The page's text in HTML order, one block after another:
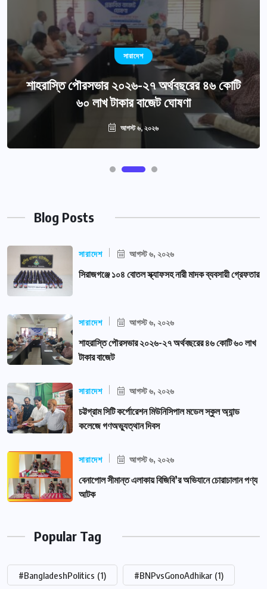
সারাদেশ
শাহরাস্তি পৌরসভার ২০২৬-২৭ অর্থবছরের ৪৬ কোটি
৬০ লাখ টাকার বাজেট ঘোষণা
আগস্ট ৬, ২০২৬
Blog Posts
সারাদেশ আগস্ট ৬, ২০২৬
সিরাজগঞ্জে ১০৪ বোতল স্ক্যাফসহ নারী মাদক ব্যবসায়ী গ্রেফতার
সারাদেশ আগস্ট ৬, ২০২৬
শাহরাস্তি পৌরসভার ২০২৬-২৭ অর্থবছরের ৪৬ কোটি ৬০ লাখ
টাকার বাজেট
সারাদেশ আগস্ট ৬, ২০২৬
চট্টগ্রাম সিটি কর্পোরেশন মিউনিসিপাল মডেল স্কুল অ্যান্ড
কলেজে গণঅভ্যুত্থান দিবস
সারাদেশ আগস্ট ৬, ২০২৬
বেনাপোল সীমান্ত এলাকায় বিজিবি’র অভিযানে চোরাচালান পণ্য
আটক
Popular Tag
#BangladeshPolitics (1) #BNPvsGonoAdhikar (1)